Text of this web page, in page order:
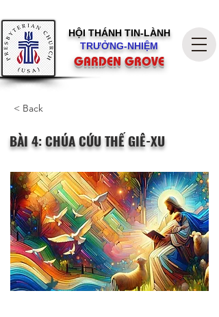
HỘI THÁNH TIN-LÀNH
TRƯỞNG-NHIỆM
GARDEN GROVE
< Back
BÀI 4: CHÚA CỨU THẾ GIÊ-XU